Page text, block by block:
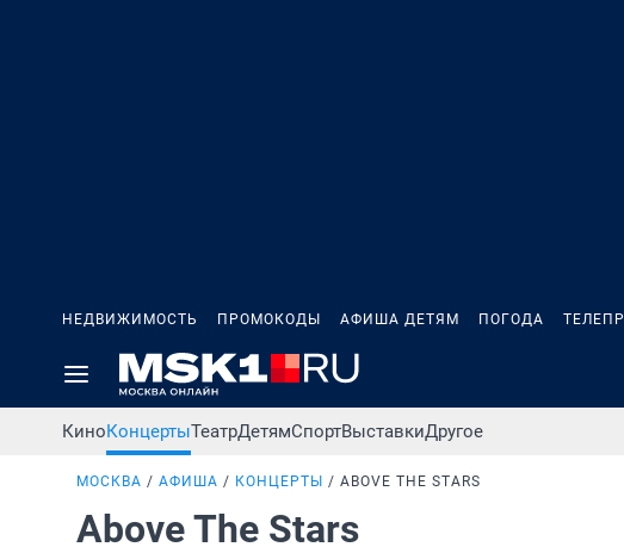
НЕДВИЖИМОСТЬ ПРОМОКОДЫ АФИША ДЕТЯМ ПОГОДА
КиноКонцертыТеатрДетямСпортВыставкиДругое
МОСКВА АФИША КОНЦЕРТЫ ABOVE THE STARS
Above The Stars